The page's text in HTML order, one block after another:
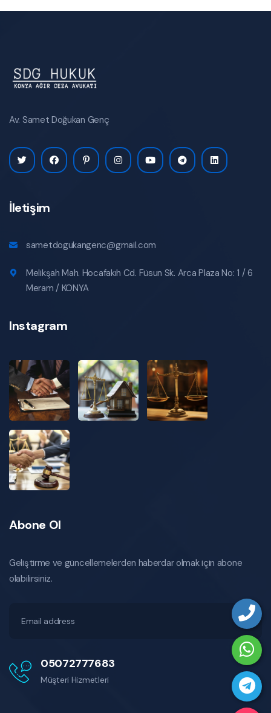
Av. Samet Doğukan Genç
İletişim
sametdogukangenc@gmail.com
Melikşah Mah. Hocafakıh Cd. Füsun Sk. Arca Plaza No: 1 / 6
Meram / KONYA
Instagram
Abone Ol
Geliştirme ve güncellemelerden haberdar olmak için abone
olabilirsiniz.
05072777683
Müşteri Hizmetleri